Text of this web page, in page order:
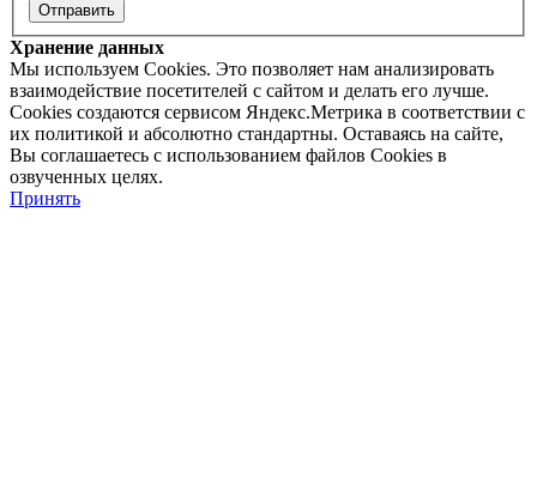
Хранение данных
Мы используем Cookies. Это позволяет нам анализировать
взаимодействие посетителей с сайтом и делать его лучше.
Cookies создаются сервисом Яндекс.Метрика в соответствии с
их политикой и абсолютно стандартны. Оставаясь на сайте,
Вы соглашаетесь с использованием файлов Cookies в
озвученных целях.
Принять